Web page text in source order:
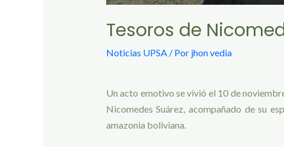
Tesoros de
Noticias UPSA/ Por jhon vedia
Un acto emotivo se vivió el 10 de
Nicomedes Suárez, acompañado de su
amazonia boliviana.